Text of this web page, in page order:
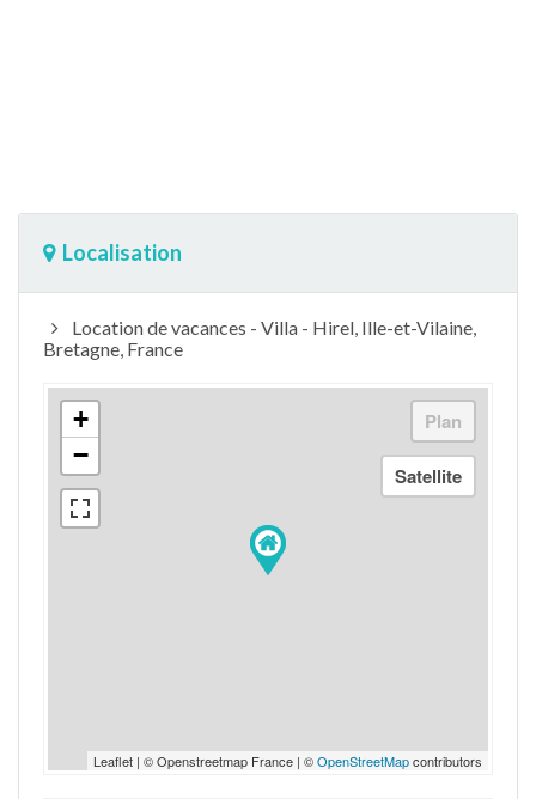
Localisation
Location de vacances - Villa - Hirel, Ille-et-Vilaine,
Bretagne, France
+
−
Leaflet | © Openstreetmap France | ©OpenStreetMapcontributors